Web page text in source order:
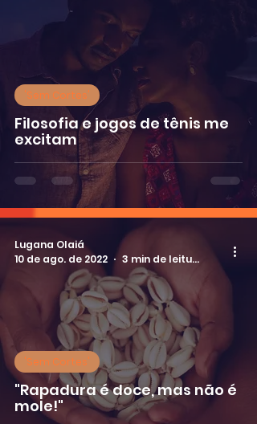
Filosofia e jogos de tênis me
excitam
'Sem Cortes'
"Rapadura é doce, mas não é
mole!"
'Sem Cortes'
Lugana Olaiá
10 de ago. de 2022
3 min de leitura